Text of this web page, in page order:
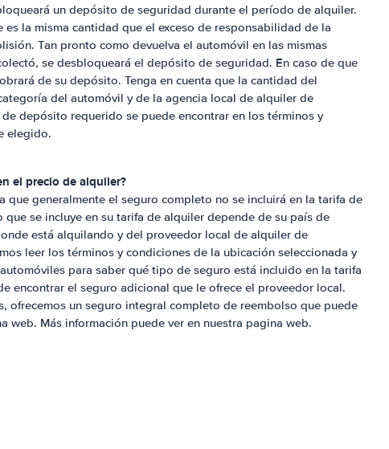
un depósito de seguridad durante el período de alquiler.
es la misma cantidad que el exceso de responsabilidad de la
Tan pronto como devuelva el automóvil en las mismas
se desbloqueará el depósito de seguridad. En caso de que
de su depósito. Tenga en cuenta que la cantidad del
del automóvil y de la agencia local de alquiler de
depósito requerido se puede encontrar en los términos y
elegido.
el precio de alquiler?
que generalmente el seguro completo no se incluirá en la tarifa de
se incluye en su tarifa de alquiler depende de su país de
está alquilando y del proveedor local de alquiler de
leer los términos y condiciones de la ubicación seleccionada y
para saber qué tipo de seguro está incluido en la tarifa
encontrar el seguro adicional que le ofrece el proveedor local.
ofrecemos un seguro integral completo de reembolso que puede
web. Más información puede ver en nuestra pagina web.